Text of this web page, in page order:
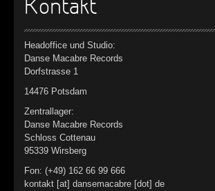
Kontakt
Headoffice und Studio:
Danse Macabre Records
Dorfstrasse 1
14476 Potsdam
Zentrallager:
Danse Macabre Records
Schloss Cottenau
95339 Wirsberg
Fon: (+49) 162 66 99 666
kontakt [at] dansemacabre [dot] de